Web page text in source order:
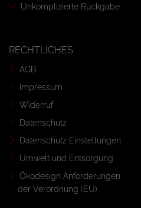
Unkomplizierte Rückgabe
RECHTLICHES
AGB
Impressum
Widerruf
Datenschutz
Datenschutz Einstellungen
Umwelt und Entsorgung
Ökodesign Anforderungen
der Verordnung (EU)